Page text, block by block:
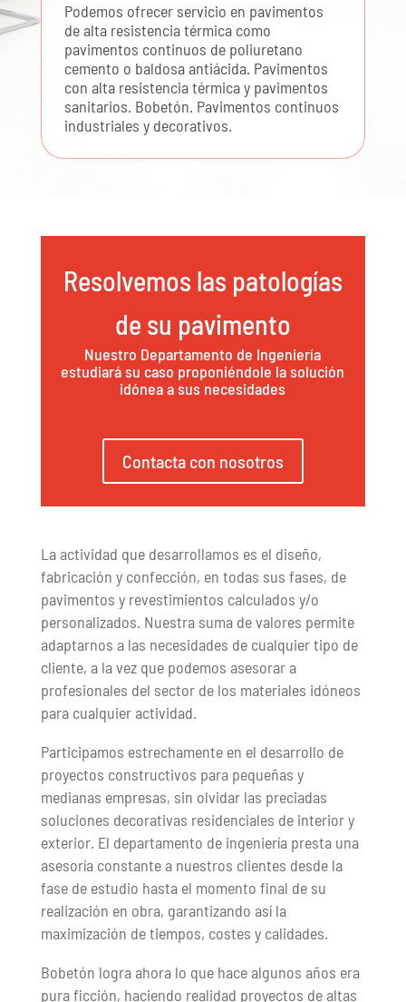
Podemos ofrecer servicio en pavimentos
de alta resistencia térmica como
pavimentos continuos de poliuretano
cemento o baldosa antiácida. Pavimentos
con alta resistencia térmica y pavimentos
sanitarios. Bobetón. Pavimentos continuos
industriales y decorativos.
Resolvemos las patologías
de su pavimento
Nuestro Departamento de Ingeniería
estudiará su caso proponiéndole la solución
idónea a sus necesidades
Contacta con nosotros
La actividad que desarrollamos es el diseño,
fabricación y confección, en todas sus fases, de
pavimentos y revestimientos calculados y/o
personalizados. Nuestra suma de valores permite
adaptarnos a las necesidades de cualquier tipo de
cliente, a la vez que podemos asesorar a
profesionales del sector de los materiales idóneos
para cualquier actividad.
Participamos estrechamente en el desarrollo de
proyectos constructivos para pequeñas y
medianas empresas, sin olvidar las preciadas
soluciones decorativas residenciales de interior y
exterior. El departamento de ingeniería presta una
asesoría constante a nuestros clientes desde la
fase de estudio hasta el momento final de su
realización en obra, garantizando así la
maximización de tiempos, costes y calidades.
Bobetón logra ahora lo que hace algunos años era
pura ficción, haciendo realidad proyectos de altas